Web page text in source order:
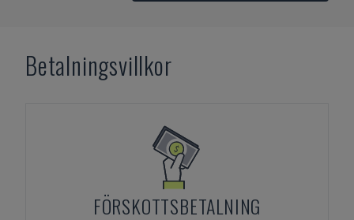
Betalningsvillkor
FÖRSKOTTSBETALNING